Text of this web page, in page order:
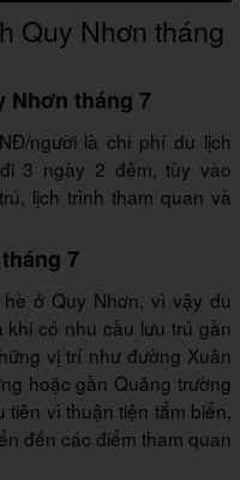
Quy Nhơn tháng
Nhơn tháng 7
người là chi phí du lịch
3 ngày 2 đêm, tùy vào
lịch trình tham quan và
7
ở Quy Nhơn, vì vậy du
có nhu cầu lưu trú gần
vị trí như đường Xuân
hoặc gần Quảng trường
vì thuận tiện tắm biển,
đến các điểm tham quan